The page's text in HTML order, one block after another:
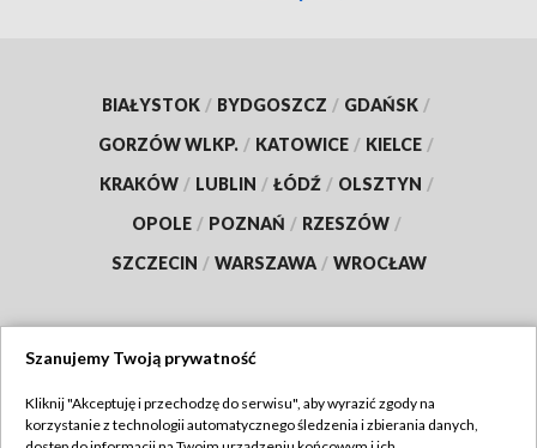
BIAŁYSTOK / BYDGOSZCZ / GDAŃSK /
GORZÓW WLKP. / KATOWICE / KIELCE /
KRAKÓW / LUBLIN / ŁÓDŹ / OLSZTYN /
OPOLE / POZNAŃ / RZESZÓW /
SZCZECIN / WARSZAWA / WROCŁAW
TVP
Szanujemy Twoją prywatność
Kliknij "Akceptuję i przechodzę do serwisu", aby wyrazić zgody na
korzystanie z technologii automatycznego śledzenia i zbierania danych,